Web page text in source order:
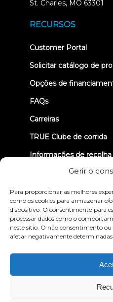
Gerir o
Para proporcionar as melhores
como os cookies para armazenar e/
dispositivo. O consentimento para
processar dados como o
neste sítio. O não consentimento
afetar negativamente determinadas
St. Charles, MO 63301
RECURSOS
Customer Portal(opens
new
Solicitar catálogo de
Opções de
FAQs
Carreiras
TRUE Clube de corrida
Informações de recolha
© 2026 True
Política de privacidade
Declaração de